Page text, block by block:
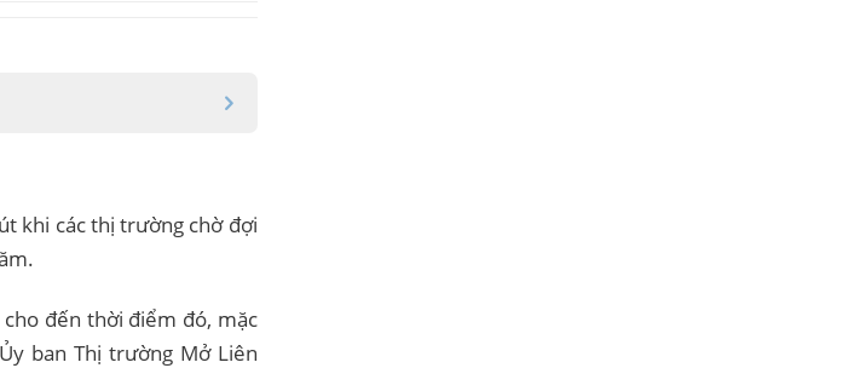
khi các thị trường chờ đợi
đến thời điểm đó, mặc
ban Thị trường Mở Liên